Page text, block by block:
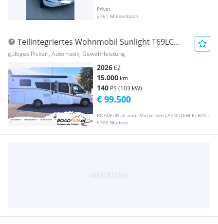
Privat
2761 Miesenbach
Teilintegriertes Wohnmobil Sunlight T69LC
wahres Raumwunder - V...
gültiges Pickerl, Automatik, Gewährleistung
2026 EZ
15.000 km
140 PS (103 kW)
ROADFUN.at eine Marke von LAENDLEMIETBUS.at
6700 Bludenz
€ 99.500